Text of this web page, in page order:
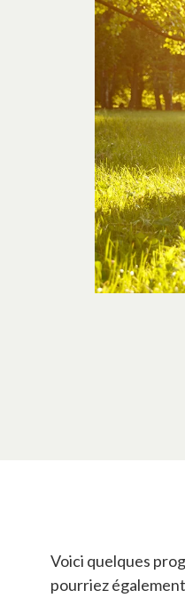
Voici quelques
pourriez